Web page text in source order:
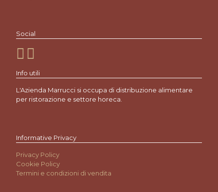
Social
Info utili
L'Azienda Marrucci si occupa di distribuzione alimentare
per ristorazione e settore horeca.
Informative Privacy
Privacy Policy
Cookie Policy
Termini e condizioni di vendita